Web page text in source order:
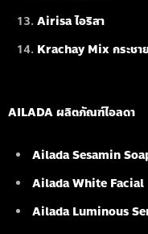
Airisa ไอริสา
Krachay Mix กระชา
AILADA ผลิตภัณฑ์ไอลดา
Ailada Sesamin
Ailada White
Ailada Luminous